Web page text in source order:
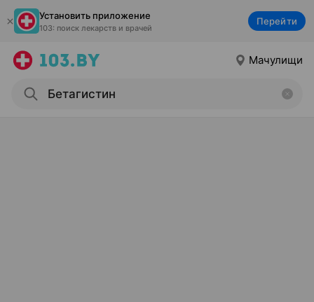
Установить приложение
103: поиск лекарств и врачей
Перейти
Мачулищи